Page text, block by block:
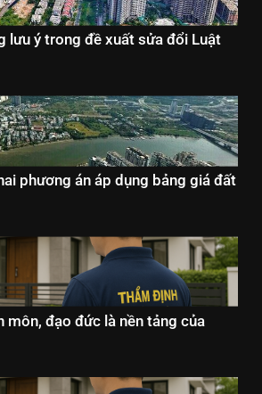
lưu ý trong đề xuất sửa đổi Luật
phương án áp dụng bảng giá đất
môn, đạo đức là nền tảng của